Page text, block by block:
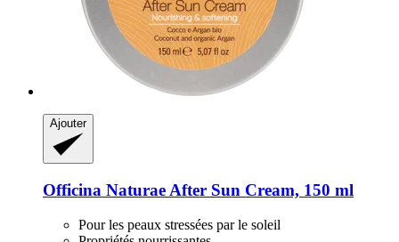
Ajouter
Officina Naturae After Sun Cream, 150 ml
Pour les peaux stressées par le soleil